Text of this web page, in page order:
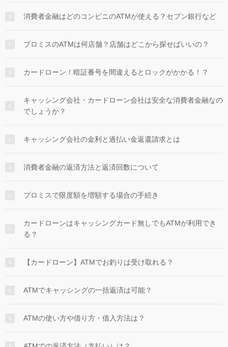
消費者金融はどのコンビニのATMが使える？セブン銀行など
プロミスのATMは何店舗？店舗はどこから探せばいいの？
カードローン！暗証番号を間違えるとロックがかかる！？
キャッシング会社・カードローン会社は安全な消費者金融なの
でしょうか？
キャッシング会社の金利と過払い金返還請求とは
消費者金融の返済方法と返済回数について
プロミスで限度額を増額する場合の手続き
カードローンはキャッシングカード無しでもATMが利用でき
る？
【カードローン】ATMでお釣りは受け取れる？
ATMでキャッシングの一括返済は可能？
ATMの使い方や借り方・借入方法は？